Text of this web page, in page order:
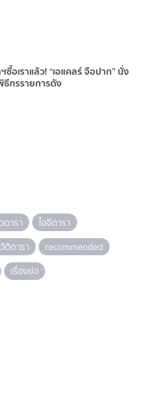
ล้ว! “เอแคลร์ จือปาก” นั่ง
กรรายการดัง
ดารา
ไอจีดารา
ติดารา
recommended
เรื่องย่อ